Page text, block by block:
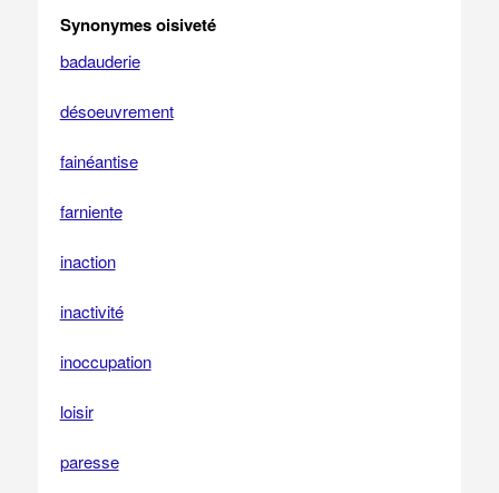
Synonymes oisiveté
badauderie
désoeuvrement
fainéantise
farniente
inaction
inactivité
inoccupation
loisir
paresse